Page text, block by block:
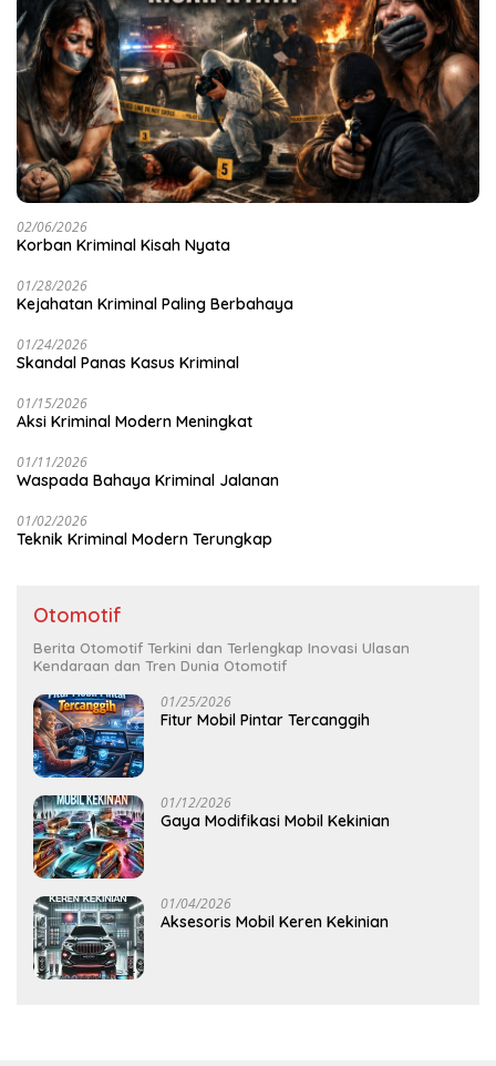
02/06/2026
Korban Kriminal Kisah Nyata
01/28/2026
Kejahatan Kriminal Paling Berbahaya
01/24/2026
Skandal Panas Kasus Kriminal
01/15/2026
Aksi Kriminal Modern Meningkat
01/11/2026
Waspada Bahaya Kriminal Jalanan
01/02/2026
Teknik Kriminal Modern Terungkap
Otomotif
Berita Otomotif Terkini dan Terlengkap Inovasi Ulasan
Kendaraan dan Tren Dunia Otomotif
01/25/2026
Fitur Mobil Pintar Tercanggih
01/12/2026
Gaya Modifikasi Mobil Kekinian
01/04/2026
Aksesoris Mobil Keren Kekinian